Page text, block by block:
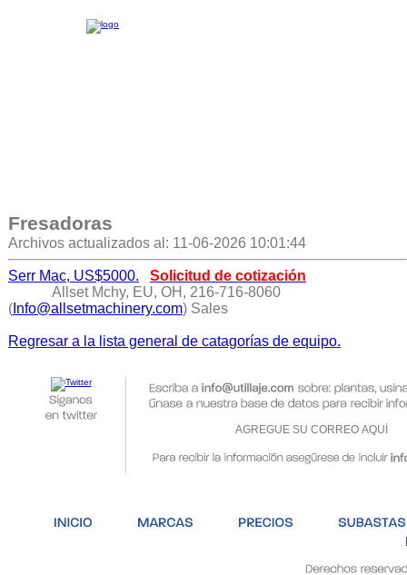
Fresadoras
Archivos actualizados al: 11-06-2026 10:01:44
Serr Mac, US$5000.
Solicitud de cotización
Allset Mchy, EU, OH, 216-716-8060
(Info@allsetmachinery.com) Sales
Regresar a la lista general de catagorías de equipo.